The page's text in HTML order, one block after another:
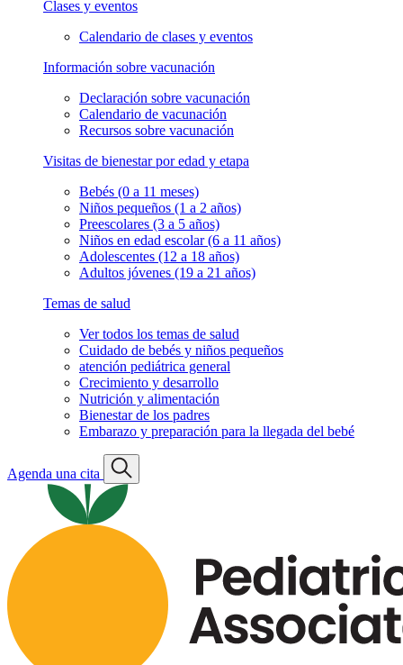
Clases y eventos
Calendario de clases y eventos
Información sobre vacunación
Declaración sobre vacunación
Calendario de vacunación
Recursos sobre vacunación
Visitas de bienestar por edad y etapa
Bebés (0 a 11 meses)
Niños pequeños (1 a 2 años)
Preescolares (3 a 5 años)
Niños en edad escolar (6 a 11 años)
Adolescentes (12 a 18 años)
Adultos jóvenes (19 a 21 años)
Temas de salud
Ver todos los temas de salud
Cuidado de bebés y niños pequeños
atención pediátrica general
Crecimiento y desarrollo
Nutrición y alimentación
Bienestar de los padres
Embarazo y preparación para la llegada del bebé
Agenda una cita